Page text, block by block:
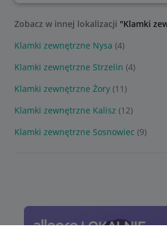
Zobacz w innej lokalizacji "Klamki
Klamki zewnętrzne Nysa (4)
Klamki zewnętrzne Strzelin (4)
Klamki zewnętrzne Żory (11)
Klamki zewnętrzne Kalisz (12)
Klamki zewnętrzne Sosnowiec (9)